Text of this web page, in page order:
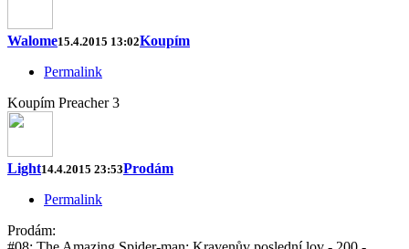
Walome15.4.2015 13:02Koupím
Permalink
Koupím Preacher 3
Light14.4.2015 23:53Prodám
Permalink
Prodám: